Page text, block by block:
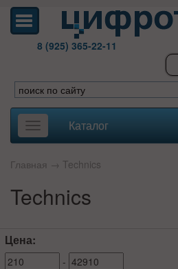
8 (925) 365-22-11
Toggle
navigation
Каталог
Главная → Technics
Technics
Цена:
-